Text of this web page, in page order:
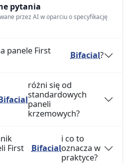
pytania
przez AI w oparciu o specyfikację
panele First
Bifacial?
różni się od
standardowych
paneli
krzemowych?
First
Bifacial
i co to
oznacza w
praktyce?